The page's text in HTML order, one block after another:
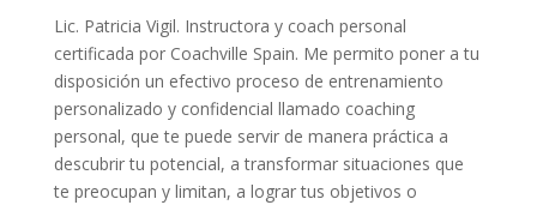
Lic. Patricia Vigil. Instructora y coach personal
certificada por Coachville Spain. Me permito poner a tu
disposición un efectivo proceso de entrenamiento
personalizado y confidencial llamado coaching
personal, que te puede servir de manera práctica a
descubrir tu potencial, a transformar situaciones que
te preocupan y limitan, a lograr tus objetivos o